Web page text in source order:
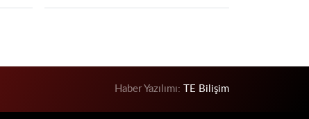
Haber Yazılımı: TE Bilişim